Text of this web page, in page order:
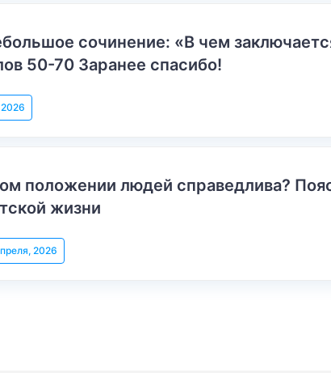
сочинение: «В чем
50-70 Заранее спасибо!
положении людей справедлива?
жизни
2026